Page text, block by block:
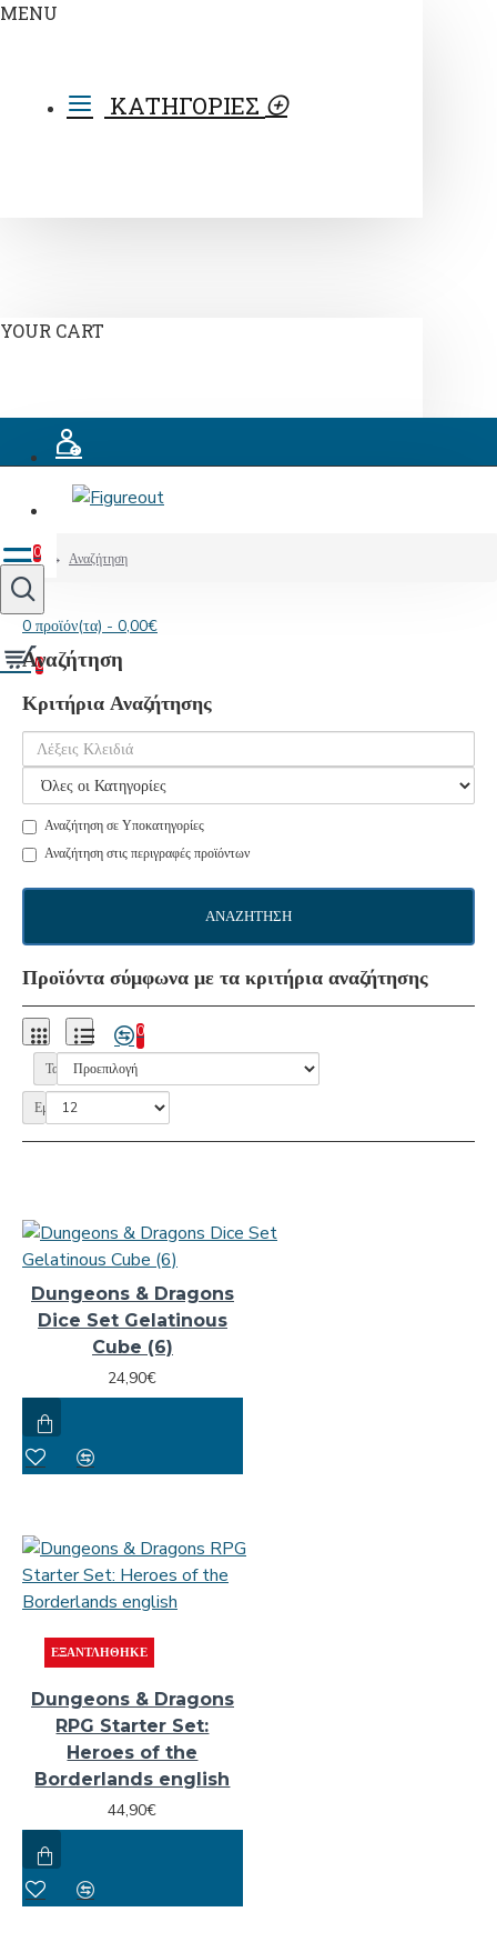
MENU
ΚΑΤΗΓΟΡΙΕΣ
YOUR CART
0
0 προϊόν(τα) - 0,00€
0
Αναζήτηση
Αναζήτηση
Κριτήρια Αναζήτησης
Αναζήτηση σε Υποκατηγορίες
Αναζήτηση στις περιγραφές προϊόντων
ΑΝΑΖΉΤΗΣΗ
Προϊόντα σύμφωνα με τα κριτήρια αναζήτησης
0
Ταξινόμηση:
Εμφάνιση:
Dungeons & Dragons
Dice Set Gelatinous
Cube (6)
24,90€
ΕΞΑΝΤΛΉΘΗΚΕ
Dungeons & Dragons
RPG Starter Set:
Heroes of the
Borderlands english
44,90€